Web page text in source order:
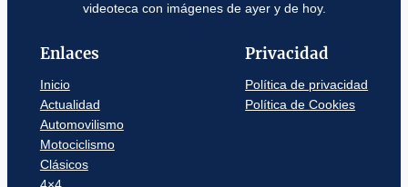
videoteca con imágenes de ayer y de hoy.
Enlaces
Inicio
Actualidad
Automovilismo
Motociclismo
Clásicos
Privacidad
Política de privacidad
Política de Cookies